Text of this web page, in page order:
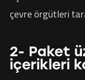
çevre örgütleri
2- Paket
içerikleri